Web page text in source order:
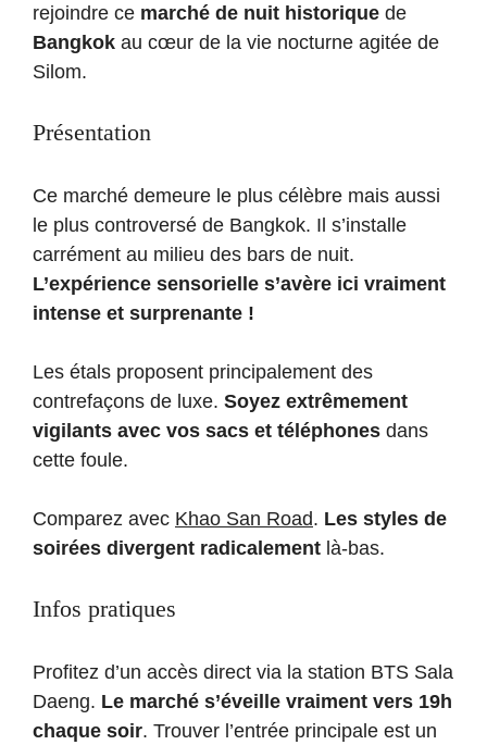
rejoindre ce marché de nuit historique de
Bangkok au cœur de la vie nocturne agitée de
Silom.
Présentation
Ce marché demeure le plus célèbre mais aussi
le plus controversé de Bangkok. Il s’installe
carrément au milieu des bars de nuit.
L’expérience sensorielle s’avère ici vraiment
intense et surprenante !
Les étals proposent principalement des
contrefaçons de luxe. Soyez extrêmement
vigilants avec vos sacs et téléphones dans
cette foule.
Comparez avec Khao San Road. Les styles de
soirées divergent radicalement là-bas.
Infos pratiques
Profitez d’un accès direct via la station BTS Sala
Daeng. Le marché s’éveille vraiment vers 19h
chaque soir. Trouver l’entrée principale est un